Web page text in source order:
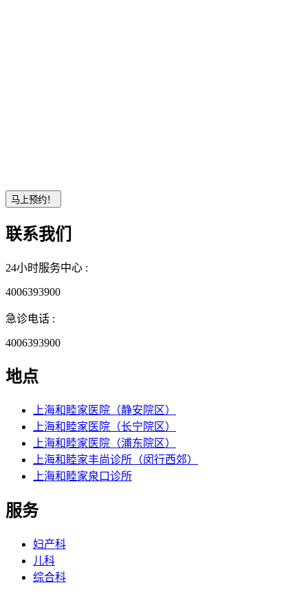
联系我们
24小时服务中心 :
4006393900
急诊电话 :
4006393900
地点
上海和睦家医院（静安院区）
上海和睦家医院（长宁院区）
上海和睦家医院（浦东院区）
上海和睦家丰尚诊所（闵行西郊）
上海和睦家泉口诊所
服务
妇产科
儿科
综合科